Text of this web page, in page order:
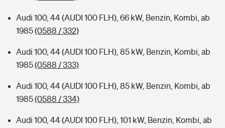
Audi 100, 44 (AUDI 100 FLH), 66 kW, Benzin, Kombi, ab
1985(0588 / 332)
Audi 100, 44 (AUDI 100 FLH), 85 kW, Benzin, Kombi, ab
1985(0588 / 333)
Audi 100, 44 (AUDI 100 FLH), 85 kW, Benzin, Kombi, ab
1985(0588 / 334)
Audi 100, 44 (AUDI 100 FLH), 101 kW, Benzin, Kombi, ab